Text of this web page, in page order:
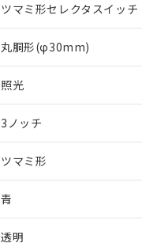
ツマミ形セレクタスイッチ
丸胴形(φ30mm)
照光
3ノッチ
ツマミ形
青
透明